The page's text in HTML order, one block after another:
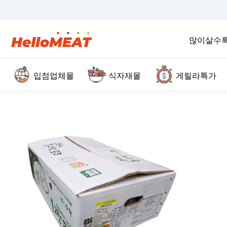
많이살수
입점업체몰 식자재몰 게릴라특가